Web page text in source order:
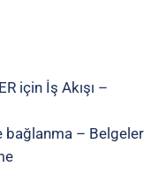
için İş Akışı –
bağlanma – Belgeler